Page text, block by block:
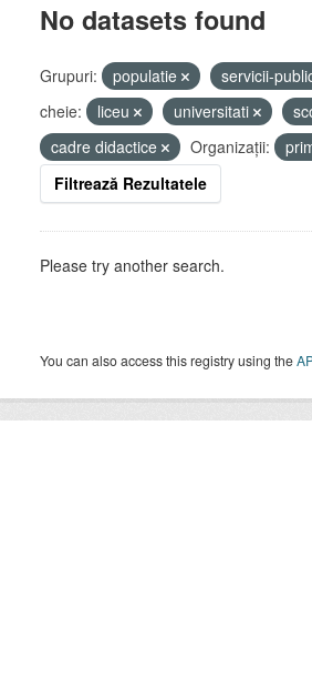
No datasets found
Grupuri: populatie servicii-
cheie:
liceu universitati
cadre didactice
Organizații:
Filtrează Rezultatele
Please try another search.
You can also access this registry using the